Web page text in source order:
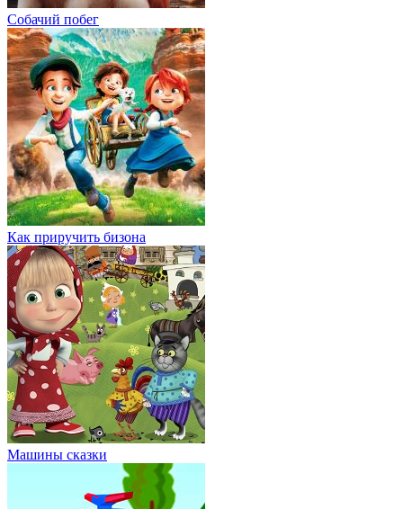
Собачий побег
Как приручить бизона
Машины сказки